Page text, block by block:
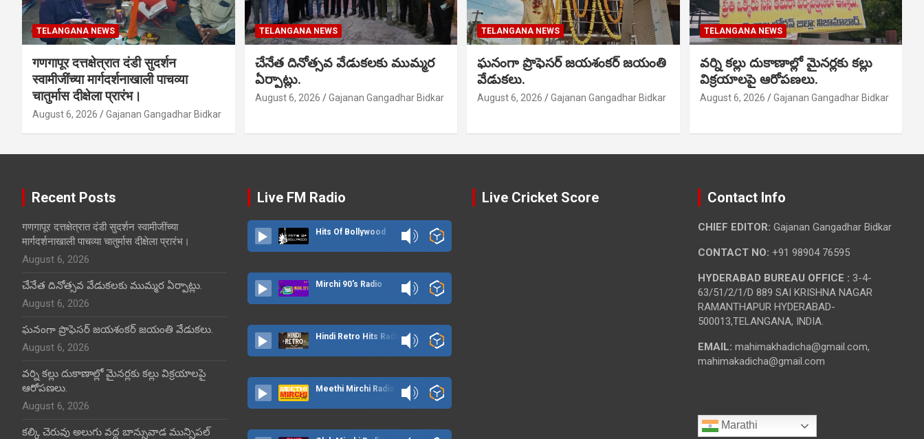
TELANGANA NEWS
गणगापूर दत्तक्षेत्रात दंडी सुदर्शन
स्वामीजींच्या मार्गदर्शनाखाली पाचव्या
चातुर्मास दीक्षेला प्रारंभ।
August 6, 2026 Gajanan Gangadhar Bidkar
TELANGANA NEWS
చేనేత దినోత్సవ వేడుకలకు ముమ్మర
ఏర్పాట్లు.
August 6, 2026 Gajanan Gangadhar Bidkar
TELANGANA NEWS
ఘనంగా ప్రొఫెసర్ జయశంకర్ జయంతి
వేడుకలు.
August 6, 2026 Gajanan Gangadhar Bidkar
TELANGANA NEWS
వర్ని కల్లు దుకాణాల్లో మైనర్లకు కల్లు
విక్రయాలపై ఆరోపణలు.
August 6, 2026 Gajanan Gangadhar Bidkar
Recent Posts
गणगापूर दत्तक्षेत्रात दंडी सुदर्शन स्वामीजींच्या
मार्गदर्शनाखाली पाचव्या चातुर्मास दीक्षेला प्रारंभ।
August 6, 2026
చేనేత దినోత్సవ వేడుకలకు ముమ్మర ఏర్పాట్లు.
August 6, 2026
ఘనంగా ప్రొఫెసర్ జయశంకర్ జయంతి వేడుకలు.
August 6, 2026
వర్ని కల్లు దుకాణాల్లో మైనర్లకు కల్లు విక్రయాలపై
ఆరోపణలు.
August 6, 2026
కల్కి చెరువు అలుగు వద్ద బాన్సువాడ మున్సిపల్
Live FM Radio
Hits Of Bollywood
Mirchi 90's Radio
Hindi Retro Hits Radio
Meethi Mirchi Radio
Live Cricket Score Contact Info
CHIEF EDITOR: Gajanan Gangadhar Bidkar
CONTACT NO: +91 98904 76595
HYDERABAD BUREAU OFFICE : 3-4-
63/51/2/1/D 889 SAI KRISHNA NAGAR
RAMANTHAPUR HYDERABAD-
500013,TELANGANA, INDIA.
EMAIL: mahimakhadicha@gmail.com,
mahimakadicha@gmail.com
Marathi